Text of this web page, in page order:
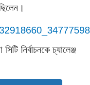
নির্বাচনকে চ্যালেঞ্জ